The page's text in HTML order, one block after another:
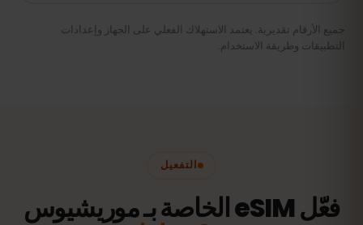
جميع الأرقام تقديرية. يعتمد الاستهلاك الفعلي على الجهاز وإعدادات
التطبيقات وطريقة الاستخدام.
التفعيل
فعّل eSIM الخاصة بـ موريشيوس